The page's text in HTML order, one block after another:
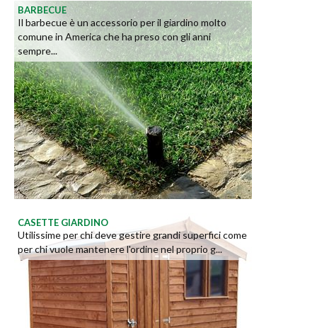
BARBECUE
Il barbecue è un accessorio per il giardino molto
comune in America che ha preso con gli anni
sempre...
CASETTE GIARDINO
Utilissime per chi deve gestire grandi superfici come
per chi vuole mantenere l'ordine nel proprio g...